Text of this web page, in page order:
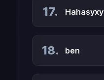
17. Hahasyxy
18. ben